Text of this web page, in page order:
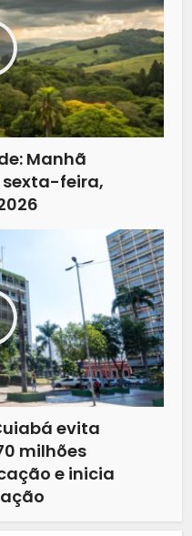
Manhã
feira,
evita
milhões
e inicia